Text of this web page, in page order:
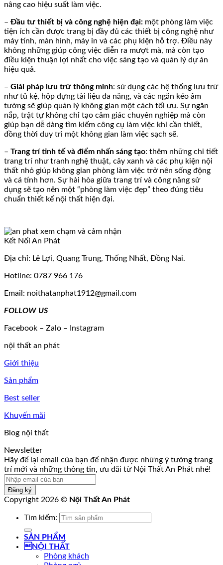
nâng cao hiệu suất làm việc.
– Đầu tư thiết bị và công nghệ hiện đại: một phòng làm việc
tiện ích cần được trang bị đầy đủ các thiết bị công nghệ như
máy tính, màn hình, máy in và các phụ kiện hỗ trợ. Điều này
không những giúp công việc diễn ra mượt mà, mà còn tạo
điều kiện thuận lợi nhất cho việc sáng tạo và quản lý dự án
hiệu quả.
– Giải pháp lưu trữ thông minh: sử dụng các hệ thống lưu trữ
như tủ kệ, hộp đựng tài liệu đa năng, và các ngăn kéo âm
tường sẽ giúp quản lý không gian một cách tối ưu. Sự ngăn
nắp, trật tự không chỉ tạo cảm giác chuyên nghiệp mà còn
giúp bạn dễ dàng tìm kiếm công cụ làm việc khi cần thiết,
đồng thời duy trì một không gian làm việc sạch sẽ.
– Trang trí tinh tế và điểm nhấn sáng tạo: thêm những chi tiết
trang trí như tranh nghệ thuật, cây xanh và các phụ kiện nội
thất nhỏ giúp không gian phòng làm việc trở nên sống động
và cá tính hơn. Sự hài hòa giữa trang trí và công năng sử
dụng sẽ tạo nên một “phòng làm việc đẹp” theo đúng tiêu
chuẩn thiết kế nội thất hiện đại.
Kết Nối An Phát
Địa chỉ: Lê Lợi, Quang Trung, Thống Nhất, Đồng Nai.
Hotline: 0787 966 176
Email: noithatanphat1912@gmail.com
FOLLOW US
Facebook – Zalo – Instagram
nội thất an phát
Giới thiệu
Sản phẩm
Best seller
Khuyến mãi
Blog nội thất
Newsletter
trang
của
những
Hãy để lại email của bạn để nhận được những ý tưởng trang
trí mới và những thông tin, ưu đãi từ Nội Thất An Phát nhé!
Đăng ký
Copyright 2026 © Nội Thất An Phát
Tìm kiếm:
SẢN PHẨM
NỘI THẤT
Phòng khách